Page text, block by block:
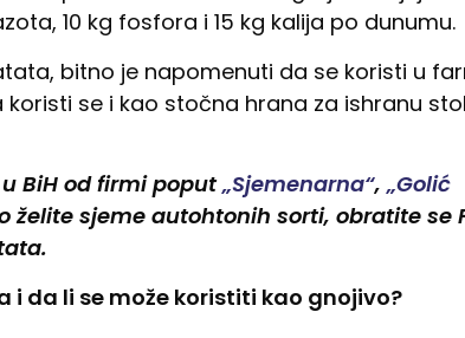
10 kg fosfora i 15 kg kalija po dunumu.
bitno je napomenuti da se koristi u
se i kao stočna hrana za ishranu
BiH od firmi poput„Sjemenarna“, „Golić
želite sjeme autohtonih sorti, obratite se
i da li se može koristiti kao gnojivo?